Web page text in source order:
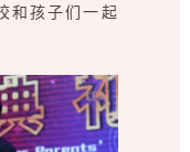
和孩子们一起